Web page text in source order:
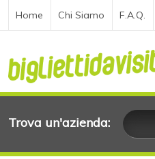
Home Chi Siamo F.A.Q.
Trova un'azienda: